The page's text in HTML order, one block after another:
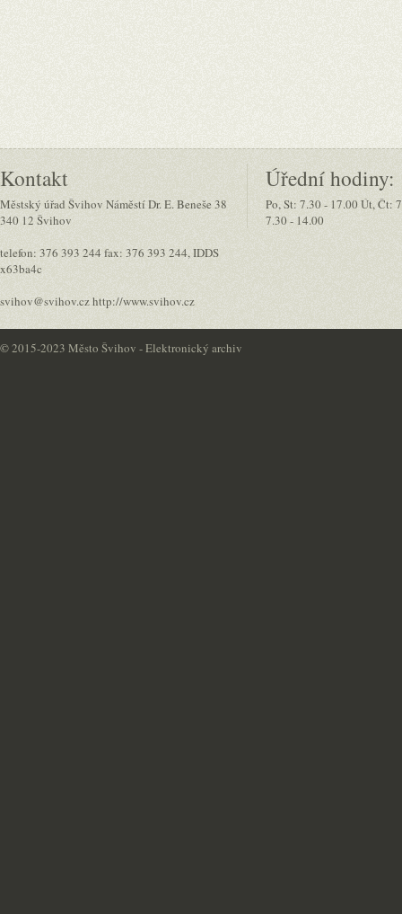
Kontakt
Městský úřad Švihov Náměstí Dr. E. Beneše 38
340 12 Švihov
telefon: 376 393 244 fax: 376 393 244, IDDS
x63ba4c
svihov@svihov.cz http://www.svihov.cz
Úřední hodiny:
Po, St: 7.30 - 17.00 Út, Čt:
7.30 - 14.00
©2015-2023 Město Švihov - Elektronický archiv